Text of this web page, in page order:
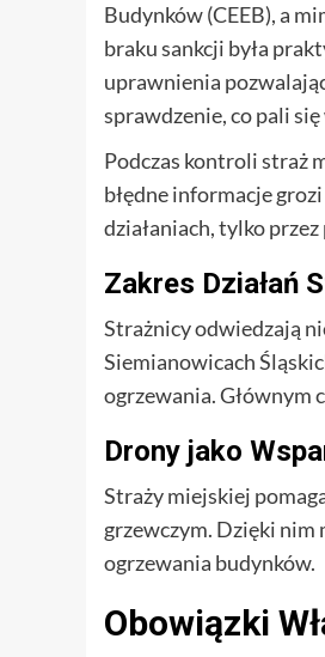
Budynków (CEEB), a
braku sankcji była
uprawnienia
sprawdzenie, co pali
Podczas kontroli straż
błędne informacje
działaniach, tylko
Zakres Działań
Strażnicy odwiedzają
Siemianowicach
ogrzewania. Głównym
Drony jako
Straży miejskiej
grzewczym. Dzięki nim
ogrzewania budynków.
Obowiązki